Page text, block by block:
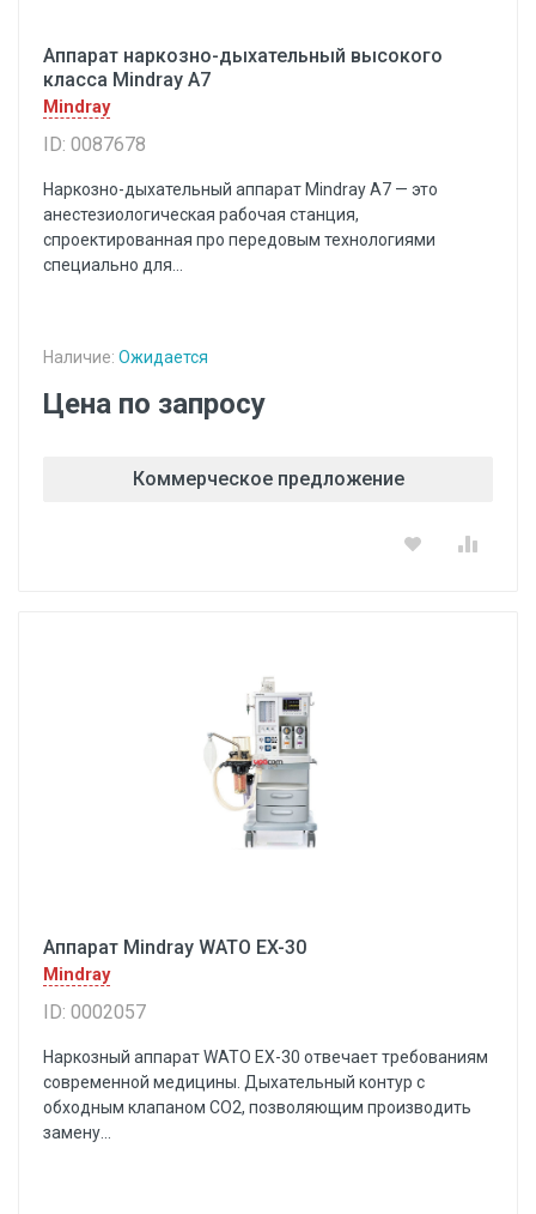
Аппарат наркозно-дыхательный высокого
класса Mindray A7
Mindray
ID: 0087678
Наркозно-дыхательный аппарат Mindray A7 — это
анестезиологическая рабочая станция,
спроектированная про передовым технологиями
специально для...
Наличие: Ожидается
Цена по запросу
Коммерческое предложение
Аппарат Mindray WATO EX-30
Mindray
ID: 0002057
Наркозный аппарат WATO EX-30 отвечает требованиям
современной медицины. Дыхательный контур с
обходным клапаном CO2, позволяющим производить
замену...